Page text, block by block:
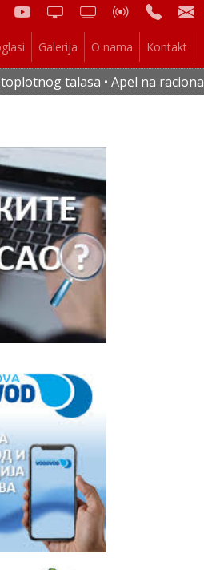
Galerija O nama Kontakt
• Apel na racionalnu